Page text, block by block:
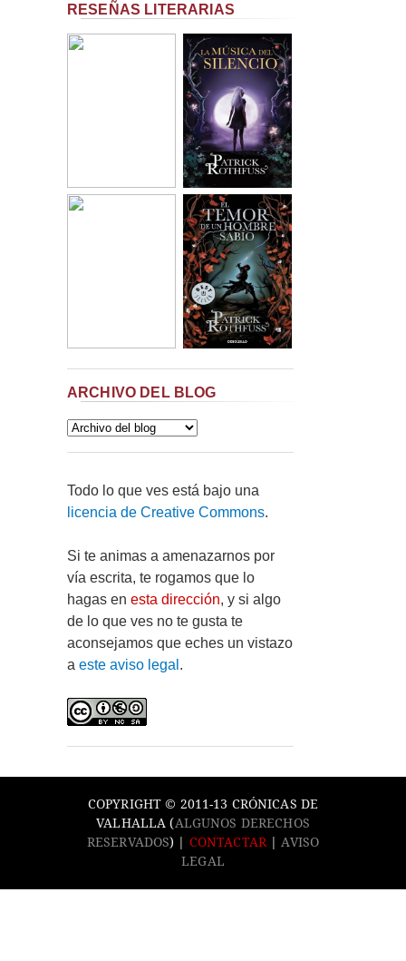
RESEÑAS LITERARIAS
ARCHIVO DEL BLOG
Todo lo que ves está bajo una
licencia de Creative Commons.
Si te animas a amenazarnos por
vía escrita, te rogamos que lo
hagas en esta dirección, y si algo
de lo que ves no te gusta te
aconsejamos que eches un vistazo
a este aviso legal .
COPYRIGHT © 2011-13 CRÓNICAS DE
VALHALLA (ALGUNOS DERECHOS
RESERVADOS) | CONTACTAR
AVISO
LEGAL